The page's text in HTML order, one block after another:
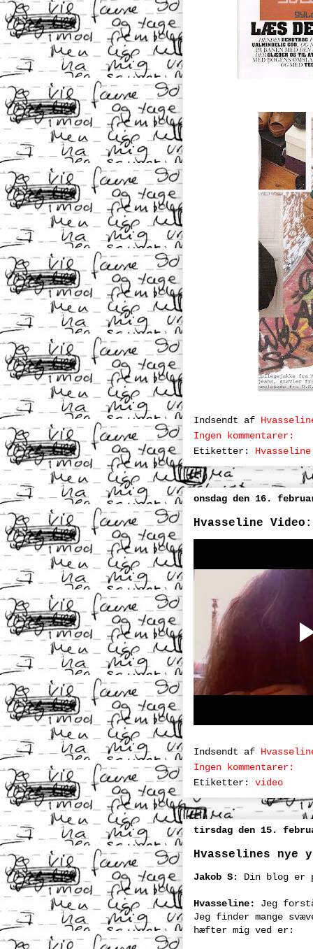
Indsendt af
Ingen kommentarer:
Etiketter:
onsdag den 16.
Hvasseline
Indsendt af
Ingen kommentarer:
Etiketter: video
tirsdag den 15.
Hvasselines nye
Jakob S: Din blog er
Hvasseline:
Jeg
Jeg finder mange
hæfter mig ved er: